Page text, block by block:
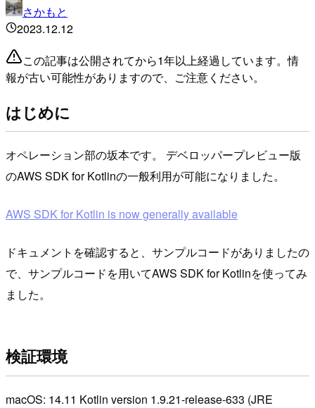
さかもと
2023.12.12
この記事は公開されてから1年以上経過しています。情
報が古い可能性がありますので、ご注意ください。
はじめに
オペレーション部の坂本です。 デベロッパープレビュー版
のAWS SDK for Kotlinの一般利用が可能になりました。
AWS SDK for Kotlin is now generally available
ドキュメントを確認すると、サンプルコードがありましたの
で、サンプルコードを用いてAWS SDK for Kotlinを使ってみ
ました。
検証環境
macOS: 14.11 Kotlin version 1.9.21-release-633 (JRE